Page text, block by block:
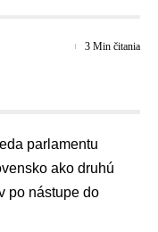
3 Min čitania
parlamentu
ako druhú
po nástupe do